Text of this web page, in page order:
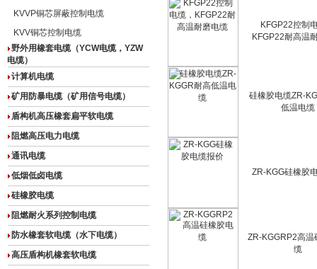
KVVP铜芯屏蔽控制电缆
KVV铜芯控制电缆
野外用橡套电缆（YCW电缆，YZW
电缆）
计算机电缆
矿用防暴电缆（矿用信号电缆）
盾构机高压橡套扁平软电缆
阻燃高压电力电缆
通讯电缆
低烟低卤电缆
硅橡胶电缆
阻燃耐火系列控制电缆
防水橡套软电缆（水下电缆）
高压盾构机橡套软电缆
KFGP22控制
KFGP22耐高温
硅橡胶电缆ZR-
低温电缆
ZR-KGG硅橡胶
ZR-KGGRP2高温
缆